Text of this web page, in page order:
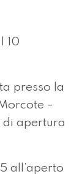
10
presso la
-
apertura
all’aperto